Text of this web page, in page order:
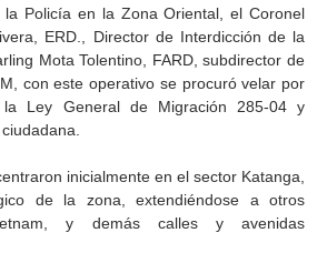
la Policía en la Zona Oriental, el Coronel
ERD., Director de Interdicción de la
Mota Tolentino, FARD, subdirector de
con este operativo se procuró velar por
Ley General de Migración 285-04 y
inicialmente en el sector Katanga,
de la zona, extendiéndose a otros
y demás calles y avenidas